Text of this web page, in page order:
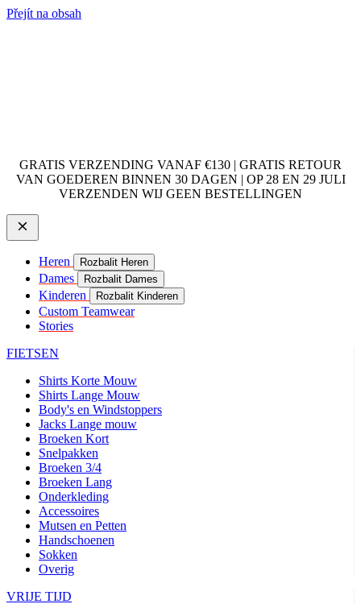
Přejít na obsah
GRATIS VERZENDING VANAF €130 | GRATIS RETOUR
VAN GOEDEREN BINNEN 30 DAGEN | OP 28 EN 29 JULI
VERZENDEN WIJ GEEN BESTELLINGEN
Heren Rozbalit Heren
Dames Rozbalit Dames
Kinderen Rozbalit Kinderen
Custom Teamwear
Stories
FIETSEN
Shirts Korte Mouw
Shirts Lange Mouw
Body's en Windstoppers
Jacks Lange mouw
Broeken Kort
Snelpakken
Broeken 3/4
Broeken Lang
Onderkleding
Accessoires
Mutsen en Petten
Handschoenen
Sokken
Overig
VRIJE TIJD